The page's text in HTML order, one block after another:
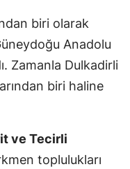
biri olarak
Anadolu
Zamanla Dulkadirli
biri haline
ve Tecirli
toplulukları